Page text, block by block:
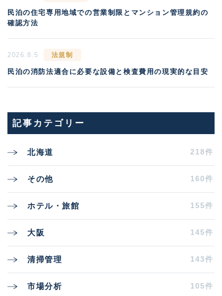
民泊の住宅専用地域での営業制限とマンション管理規約の
確認方法
2026.8.5 法規制
民泊の消防法適合に必要な設備と検査費用の現実的な目安
記事カテゴリー
北海道 218件
その他 160件
ホテル・旅館 155件
大阪 145件
清掃管理 143件
市場分析 105件